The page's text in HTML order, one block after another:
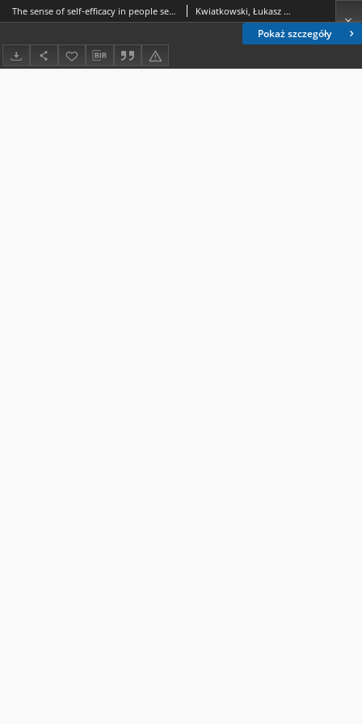
Pokaż szczegóły
The sense of self-efficacy in people sentenced to imprisonment Kwiatkowski, Łukasz (pedagogika).